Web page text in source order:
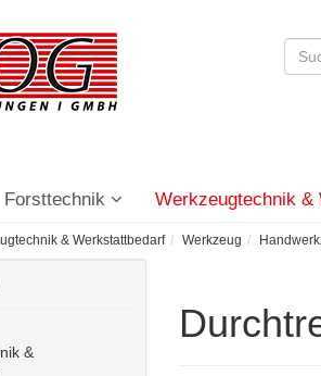
Forsttechnik Werkzeugtechnik &
& Werkstattbedarf Werkzeug
&